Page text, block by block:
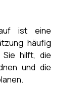
ist eine
häufig
hilft, die
und die